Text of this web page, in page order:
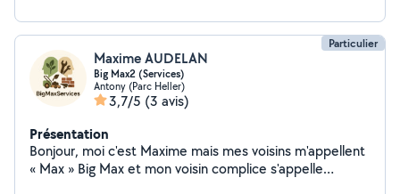
Particulier
Maxime AUDELAN
Big Max2 (Services)
Antony (Parc Heller)
3,7/5 (3 avis)
Présentation
Bonjour, moi c'est Maxime mais mes voisins m'appellent
« Max » Big Max et mon voisin complice s'appelle